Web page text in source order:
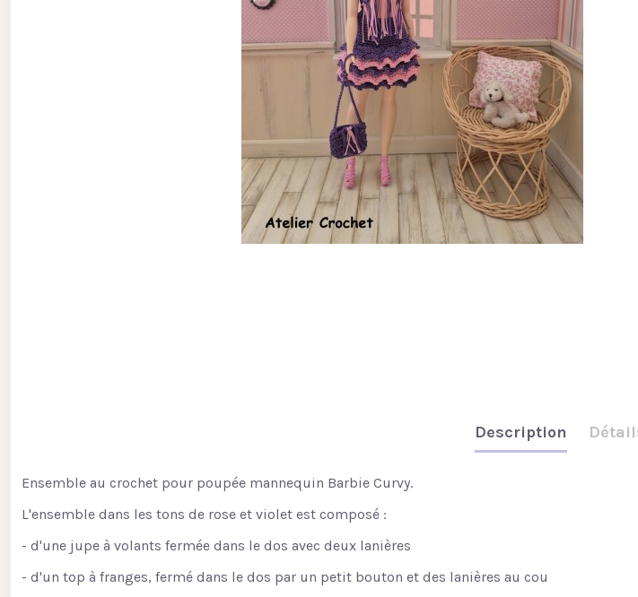
Description
Ensemble au crochet pour poupée mannequin Barbie Curvy.
L'ensemble dans les tons de rose et violet est composé :
- d'une jupe à volants fermée dans le dos avec deux lanières
- d'un top à franges, fermé dans le dos par un petit bouton et des lanières au cou